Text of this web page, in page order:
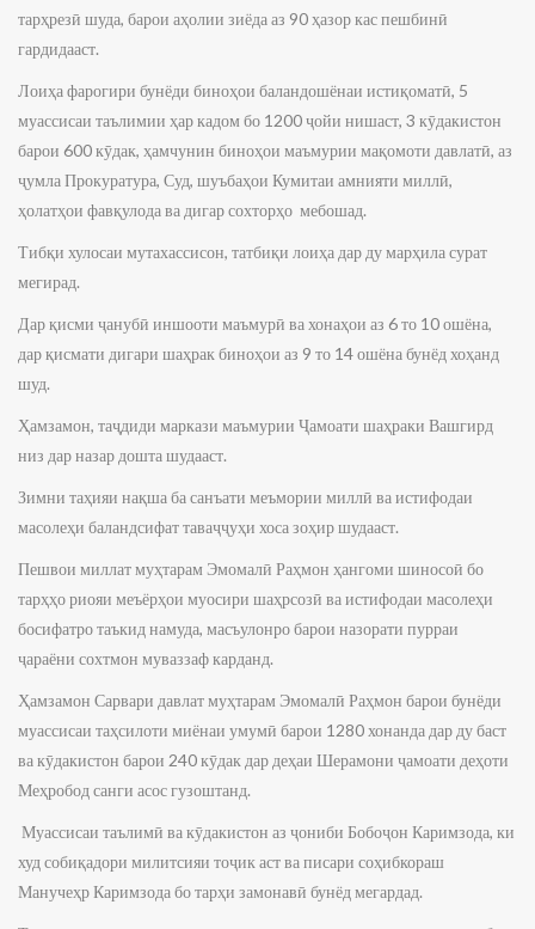
тарҳрезӣ шуда, барои аҳолии зиёда аз 90 ҳазор кас пешбинӣ
гардидааст.
Лоиҳа фарогири бунёди биноҳои баландошёнаи истиқоматӣ, 5
муассисаи таълимии ҳар кадом бо 1200 ҷойи нишаст, 3 кӯдакистон
барои 600 кӯдак, ҳамчунин биноҳои маъмурии мақомоти давлатӣ, аз
ҷумла Прокуратура, Суд, шуъбаҳои Кумитаи амнияти миллӣ,
ҳолатҳои фавқулода ва дигар сохторҳо мебошад.
Тибқи хулосаи мутахассисон, татбиқи лоиҳа дар ду марҳила сурат
мегирад.
Дар қисми ҷанубӣ иншооти маъмурӣ ва хонаҳои аз 6 то 10 ошёна,
дар қисмати дигари шаҳрак биноҳои аз 9 то 14 ошёна бунёд хоҳанд
шуд.
Ҳамзамон, таҷдиди маркази маъмурии Ҷамоати шаҳраки Вашгирд
низ дар назар дошта шудааст.
Зимни таҳияи нақша ба санъати меъмории миллӣ ва истифодаи
масолеҳи баландсифат таваҷҷуҳи хоса зоҳир шудааст.
Пешвои миллат муҳтарам Эмомалӣ Раҳмон ҳангоми шиносоӣ бо
тарҳҳо риояи меъёрҳои муосири шаҳрсозӣ ва истифодаи масолеҳи
босифатро таъкид намуда, масъулонро барои назорати пурраи
ҷараёни сохтмон муваззаф карданд.
Ҳамзамон Сарвари давлат муҳтарам Эмомалӣ Раҳмон барои бунёди
муассисаи таҳсилоти миёнаи умумӣ барои 1280 хонанда дар ду баст
ва кӯдакистон барои 240 кӯдак дар деҳаи Шерамони ҷамоати деҳоти
Меҳробод санги асос гузоштанд.
Муассисаи таълимӣ ва кӯдакистон аз ҷониби Бобоҷон Каримзода, ки
худ собиқадори милитсияи тоҷик аст ва писари соҳибкораш
Манучеҳр Каримзода бо тарҳи замонавӣ бунёд мегардад.